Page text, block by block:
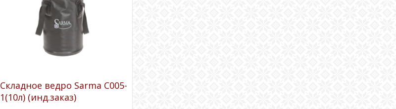
Складное ведро Sarma С005-
1(10л) (инд.заказ)